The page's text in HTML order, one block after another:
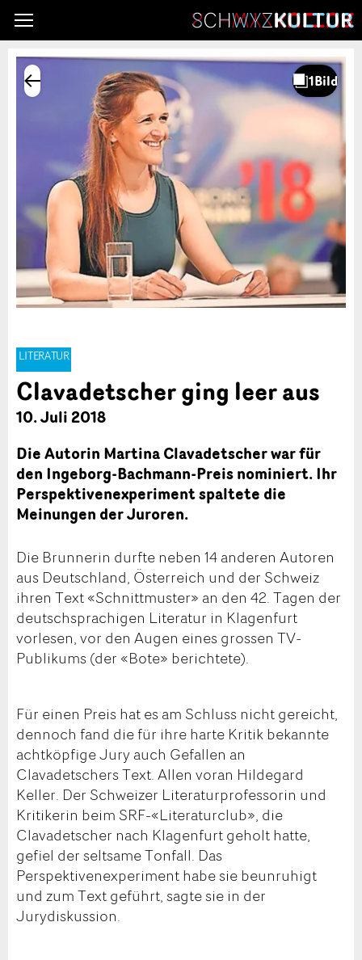
LITERATUR
Clavadetscher ging leer aus
10. Juli 2018
Die Autorin Martina Clavadetscher war für
den Ingeborg-Bachmann-Preis nominiert. Ihr
Perspektivenexperiment spaltete die
Meinungen der Juroren.
Die Brunnerin durfte neben 14 anderen Autoren
aus Deutschland, Österreich und der Schweiz
ihren Text «Schnittmuster» an den 42. Tagen der
deutschsprachigen Literatur in Klagenfurt
vorlesen, vor den Augen eines grossen TV-
Publikums (der «Bote» berichtete).
Für einen Preis hat es am Schluss nicht gereicht,
dennoch fand die für ihre harte Kritik bekannte
achtköpfige Jury auch Gefallen an
Clavadetschers Text. Allen voran Hildegard
Keller. Der Schweizer Literaturprofessorin und
Kritikerin beim SRF-«Literaturclub», die
Clavadetscher nach Klagenfurt geholt hatte,
gefiel der seltsame Tonfall. Das
Perspektivenexperiment habe sie beunruhigt
und zum Text geführt, sagte sie in der
Jurydiskussion.